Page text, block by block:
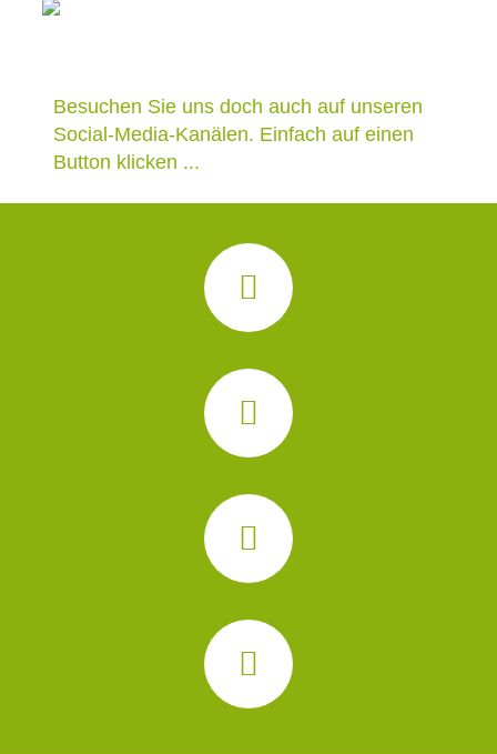
Besuchen Sie uns doch auch auf unseren
Social-Media-Kanälen. Einfach auf einen
Button klicken ...